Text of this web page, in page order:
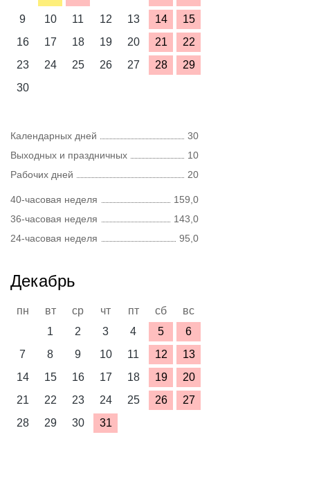
9
10 11 12 13 14
15
16
17 18 19 20 21
22
23
24 25 26 27 28
29
30
Календарных дней
30
Выходных и праздничных
10
Рабочих дней
20
40-часовая неделя
159,0
36-часовая неделя
143,0
24-часовая неделя
95,0
Декабрь
пн вт ср чт пт сб
вс
1
2 3 4 5
6
7
8 9 10 11 12
13
14
15 16 17 18 19
20
21
22 23 24 25 26
27
28
29 30 31